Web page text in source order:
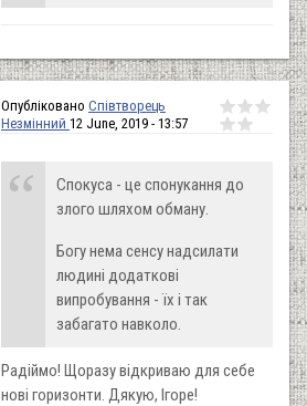
Опубліковано Співтворець
Незмінний 12 June, 2019 - 13:57
Спокуса - це спонукання до
злого шляхом обману.
Богу нема сенсу надсилати
людині додаткові
випробування - їх і так
забагато навколо.
Радіймо! Щоразу відкриваю для себе
нові горизонти. Дякую, Ігоре!